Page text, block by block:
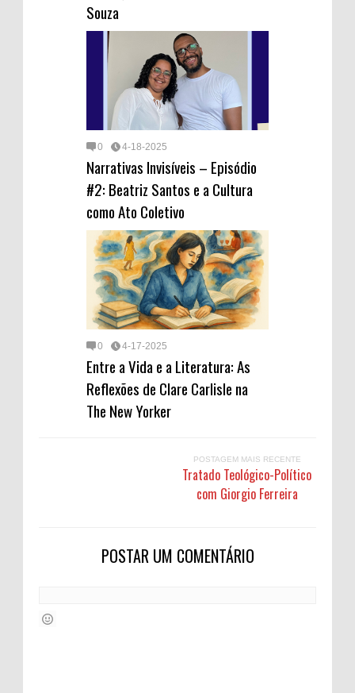
Souza
0 4-18-2025
Narrativas Invisíveis – Episódio
#2: Beatriz Santos e a Cultura
como Ato Coletivo
0 4-17-2025
Entre a Vida e a Literatura: As
Reflexões de Clare Carlisle na
The New Yorker
POSTAGEM MAIS RECENTE
Tratado Teológico-Político
com Giorgio Ferreira
POSTAR UM COMENTÁRIO